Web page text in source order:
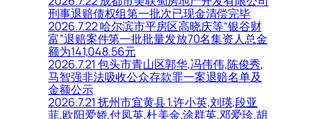
刑事退赔债权组第一批次已现金清偿完毕
2026.7.22 哈尔滨市平房区高晓庆等“银谷财
富”退赔案件第一批批量发放70名集资人总金
额为141,048.56元
2026.7.21 包头市青山区郭华,冯伟伟,陈俊秀,
马智强非法吸收公众存款罪一案退赔名单及
金额公示
2026.7.21 抚州市宜黄县 1.许小英,刘瑛,段亚
菲,欧阳爱娇,付凤英,杜美金,涂群英,邓爱珍,胡